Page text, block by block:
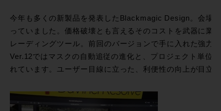
今年も多くの新製品を発表したBlackmagic Design。会場
っていました。価格破壊とも言えるそのコストを武器に業
レーディングツール。前回のバージョンで手に入れた強力
Ver.12ではマスクの自動追従の進化と、プロジェクト単位
れています。ユーザー目線に立った、利便性の向上が目立